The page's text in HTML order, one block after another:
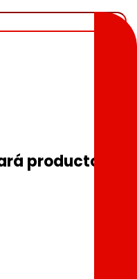
productos